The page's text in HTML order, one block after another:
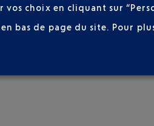
vos choix en cliquant sur
bas de page du site. Pour